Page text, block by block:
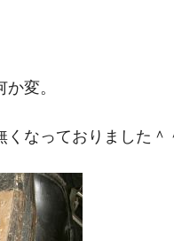
変。
なっておりました＾